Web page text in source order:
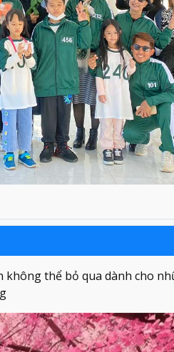
thể bỏ qua dành cho